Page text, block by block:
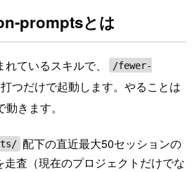
promptsとは
ているスキルで、
/fewer-
つだけで起動します。やることは
きます。
配下の直近最大50セッションの
走査（現在のプロジェクトだけでな